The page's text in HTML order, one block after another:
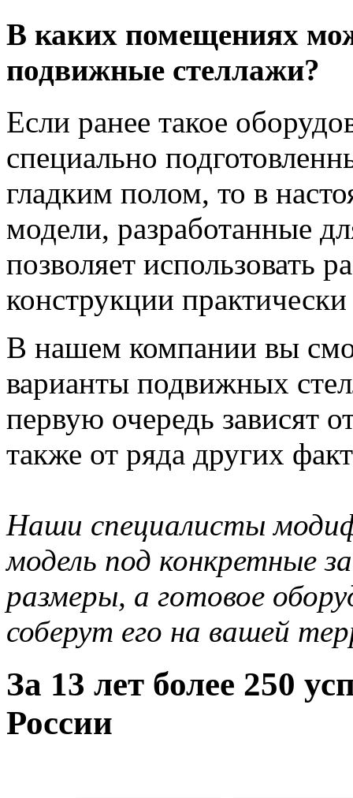
В каких помещениях
подвижные стеллажи?
Если ранее такое
специально
гладким полом, то в
модели, разработанные
позволяет использовать
конструкции
В нашем компании вы
варианты подвижных
первую очередь зависят
также от ряда других
Наши специалисты
модель под конкретные
размеры, а готовое
соберут его на вашей
За 13 лет более 250
России